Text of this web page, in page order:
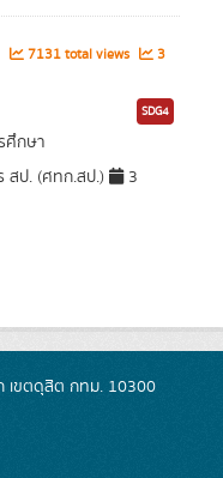
7131 total views
3
SDG4
ศึกษา
สป. (ศทก.สป.)
3
เขตดุสิต กทม. 10300